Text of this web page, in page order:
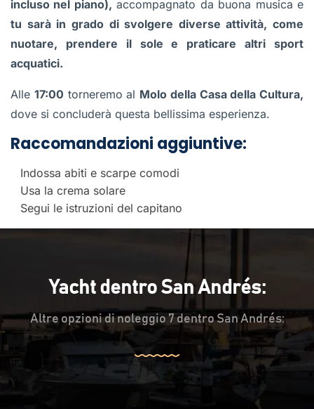
incluso nel piano), accompagnato da buona musica e
tu sarà in grado di svolgere diverse attività, come
nuotare, prendere il sole e praticare altri sport
acquatici.
Alle 17:00 torneremo al Molo della Casa della Cultura,
dove si concluderà questa bellissima esperienza.
Raccomandazioni aggiuntive:
Indossa abiti e scarpe comodi
Usa la crema solare
Segui le istruzioni del capitano
Yacht dentro San Andrés:
Altre opzioni di noleggio 7 dentro San Andrés: